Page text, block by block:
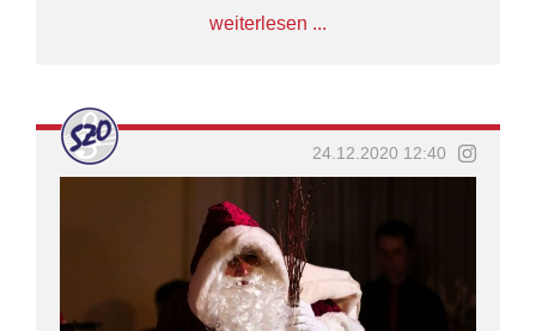
weiterlesen ...
24.12.2020 12:40